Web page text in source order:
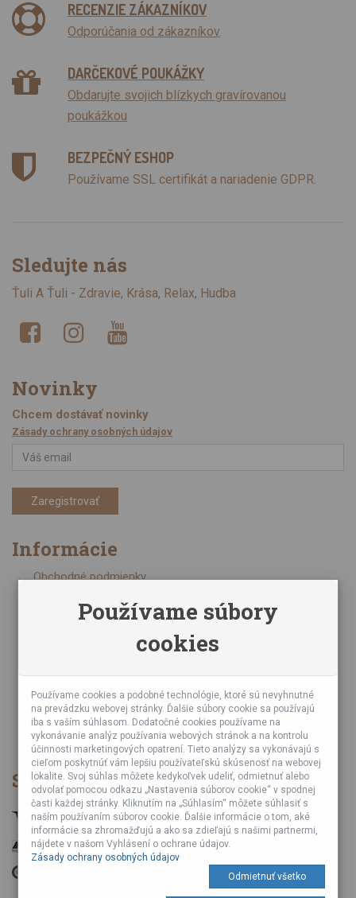
RECENZIE ZÁKAZNÍKOV
Odporúčania od zákazníkov
DARČEKOVÉ POUKÁŽKY
Obdarujte svojich blízkych gravírovanou
poukážkou
BEZPEČNÝ ESHOP
Používame SSL certifikát a nariadenie GDPR.
Sledujte nás
Ťuli A Ťuli - Zdravie, Krása, Relax, Hudba
Novinky
Chcem dostávať novinky
Zásady ochrany osobných údajov
Zaregistrovať
Informácie
Obchodné podmienky
Online kurzy bubnovania
Poznáte nás z TV a Rádia
Partnerské predajne
Testy výrobkov
Ekológia
Veľkoobchod
Spôsob platby
Používame súbory
cookies
Používame cookies a podobné technológie, ktoré sú nevyhnutné
na prevádzku webovej stránky. Ďalšie súbory cookie sa používajú
iba s vaším súhlasom. Dodatočné cookies používame na
vykonávanie analýz používania webových stránok a na kontrolu
účinnosti marketingových opatrení. Tieto analýzy sa vykonávajú s
cieľom poskytnúť vám lepšiu používateľskú skúsenosť na webovej
lokalite. Svoj súhlas môžete kedykoľvek udeliť, odmietnuť alebo
odvolať pomocou odkazu „Nastavenia súborov cookie“ v spodnej
časti každej stránky. Kliknutím na „Súhlasím“ môžete súhlasiť s
naším používaním súborov cookie. Ďalšie informácie o tom, aké
informácie sa zhromažďujú a ako sa zdieľajú s našimi partnermi,
nájdete v našom Vyhlásení o ochrane údajov.
Zásady ochrany osobných údajov
Odmietnuť všetko